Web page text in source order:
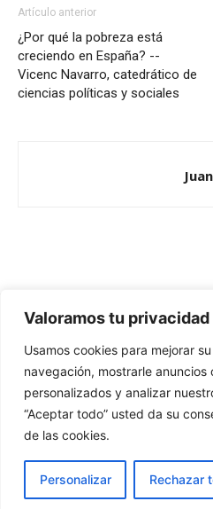
Valoramos tu privacidad
Usamos cookies para mejorar
navegación, mostrarle anuncios
personalizados y analizar
“Aceptar todo” usted da su
de las cookies.
Personalizar Rechazar
Artículo anterior
¿Por qué la pobreza está
creciendo en España? --
Vicenc Navarro, catedrático de
ciencias políticas y sociales
Juan
Redes Cristianas
Una mirada alternativa sobre la Iglesia
- Colectivos de Redes Cristianas